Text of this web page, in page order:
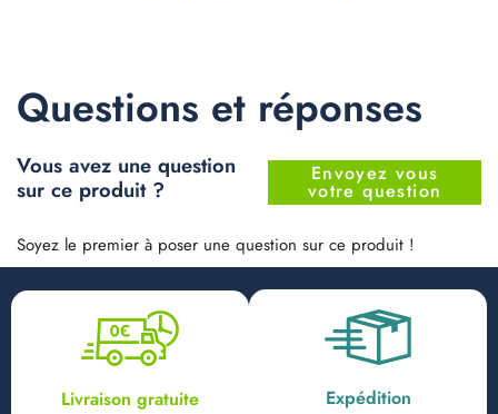
Questions et réponses
Vous avez une question
sur ce produit ?
Envoyez vous
votre question
Soyez le premier à poser une question sur ce produit !
Livraison gratuite
Expédition